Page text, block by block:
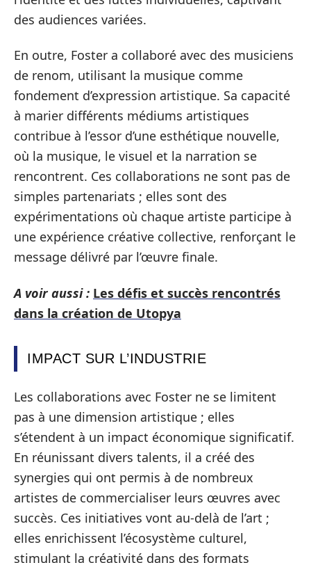
des audiences variées.
En outre, Foster a collaboré avec des musiciens
de renom, utilisant la musique comme
fondement d’expression artistique. Sa capacité
à marier différents médiums artistiques
contribue à l’essor d’une esthétique nouvelle,
où la musique, le visuel et la narration se
rencontrent. Ces collaborations ne sont pas de
simples partenariats ; elles sont des
expérimentations où chaque artiste participe à
une expérience créative collective, renforçant le
message délivré par l’œuvre finale.
A voir aussi : Les défis et succès rencontrés
dans la création de Utopya
IMPACT SUR L’INDUSTRIE
Les collaborations avec Foster ne se limitent
pas à une dimension artistique ; elles
s’étendent à un impact économique significatif.
En réunissant divers talents, il a créé des
synergies qui ont permis à de nombreux
artistes de commercialiser leurs œuvres avec
succès. Ces initiatives vont au-delà de l’art ;
elles enrichissent l’écosystème culturel,
stimulant la créativité dans des formats